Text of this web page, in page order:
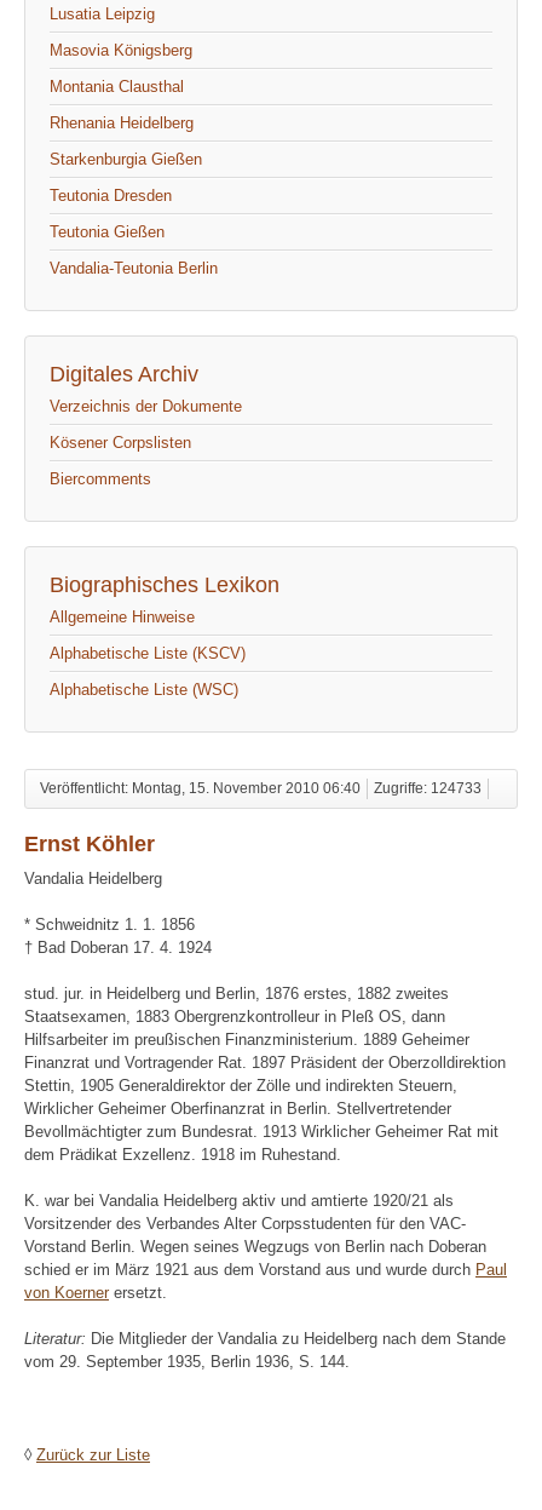
Lusatia Leipzig
Masovia Königsberg
Montania Clausthal
Rhenania Heidelberg
Starkenburgia Gießen
Teutonia Dresden
Teutonia Gießen
Vandalia-Teutonia Berlin
Digitales Archiv
Verzeichnis der Dokumente
Kösener Corpslisten
Biercomments
Biographisches Lexikon
Allgemeine Hinweise
Alphabetische Liste (KSCV)
Alphabetische Liste (WSC)
Veröffentlicht: Montag, 15. November 2010 06:40 Zugriffe: 124733
Ernst Köhler
Vandalia Heidelberg
* Schweidnitz 1. 1. 1856
† Bad Doberan 17. 4. 1924
stud. jur. in Heidelberg und Berlin, 1876 erstes, 1882 zweites
Staatsexamen, 1883 Obergrenzkontrolleur in Pleß OS, dann
Hilfsarbeiter im preußischen Finanzministerium. 1889 Geheimer
Finanzrat und Vortragender Rat. 1897 Präsident der Oberzolldirektion
Stettin, 1905 Generaldirektor der Zölle und indirekten Steuern,
Wirklicher Geheimer Oberfinanzrat in Berlin. Stellvertretender
Bevollmächtigter zum Bundesrat. 1913 Wirklicher Geheimer Rat mit
dem Prädikat Exzellenz. 1918 im Ruhestand.
K. war bei Vandalia Heidelberg aktiv und amtierte 1920/21 als
Vorsitzender des Verbandes Alter Corpsstudenten für den VAC-
Vorstand Berlin. Wegen seines Wegzugs von Berlin nach Doberan
schied er im März 1921 aus dem Vorstand aus und wurde durch Paul
von Koerner ersetzt.
Literatur: Die Mitglieder der Vandalia zu Heidelberg nach dem Stande
vom 29. September 1935, Berlin 1936, S. 144.
◊ Zurück zur Liste